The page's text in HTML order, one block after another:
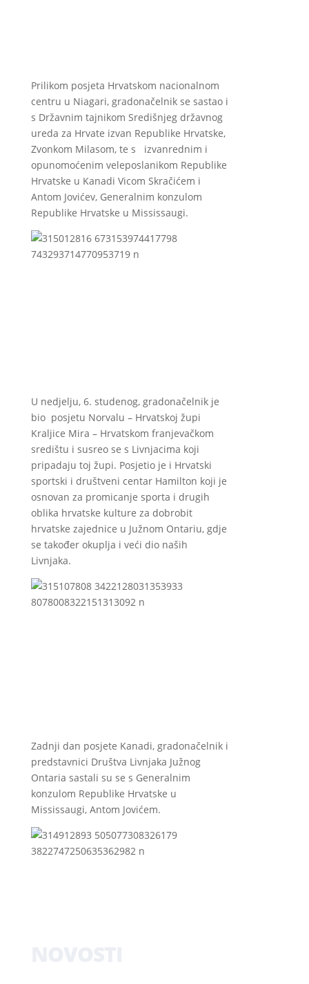
Prilikom posjeta Hrvatskom nacionalnom
centru u Niagari, gradonačelnik se sastao i
s Državnim tajnikom Središnjeg državnog
ureda za Hrvate izvan Republike Hrvatske,
Zvonkom Milasom, te s izvanrednim i
opunomoćenim veleposlanikom Republike
Hrvatske u Kanadi Vicom Skračićem i
Antom Jovićev, Generalnim konzulom
Republike Hrvatske u Mississaugi.
U nedjelju, 6. studenog, gradonačelnik je
bio posjetu Norvalu – Hrvatskoj župi
Kraljice Mira – Hrvatskom franjevačkom
središtu i susreo se s Livnjacima koji
pripadaju toj župi. Posjetio je i Hrvatski
sportski i društveni centar Hamilton koji je
osnovan za promicanje sporta i drugih
oblika hrvatske kulture za dobrobit
hrvatske zajednice u Južnom Ontariu, gdje
se također okuplja i veći dio naših
Livnjaka.
Zadnji dan posjete Kanadi, gradonačelnik i
predstavnici Društva Livnjaka Južnog
Ontaria sastali su se s Generalnim
konzulom Republike Hrvatske u
Mississaugi, Antom Jovićem.